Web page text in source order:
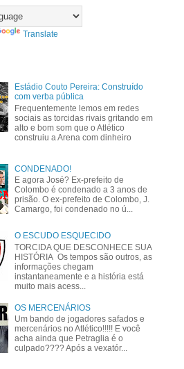
Translate
Estádio Couto Pereira: Construído
com verba pública
Frequentemente lemos em redes
sociais as torcidas rivais gritando em
alto e bom som que o Atlético
construiu a Arena com dinheiro
CONDENADO!
E agora José? Ex-prefeito de
Colombo é condenado a 3 anos de
prisão. O ex-prefeito de Colombo, J.
Camargo, foi condenado no ú...
O ESCUDO ESQUECIDO
TORCIDA QUE DESCONHECE SUA
HISTÓRIA Os tempos são outros, as
informações chegam
instantaneamente e a história está
muito mais acess...
OS MERCENÁRIOS
Um bando de jogadores safados e
mercenários no Atlético!!!!! E você
acha ainda que Petraglia é o
culpado???? Após a vexatór...